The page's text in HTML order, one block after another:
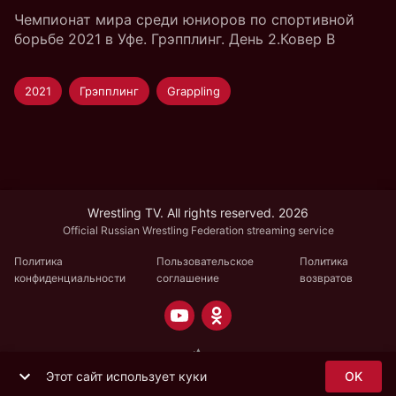
Чемпионат мира среди юниоров по спортивной
борьбе 2021 в Уфе. Грэпплинг. День 2.Ковер B
2021 Грэпплинг Grappling
Wrestling TV. All rights reserved. 2026
Official Russian Wrestling Federation streaming service
Политика
конфиденциальности
Пользовательское
соглашение
Политика
возвратов
Этот сайт использует куки OK